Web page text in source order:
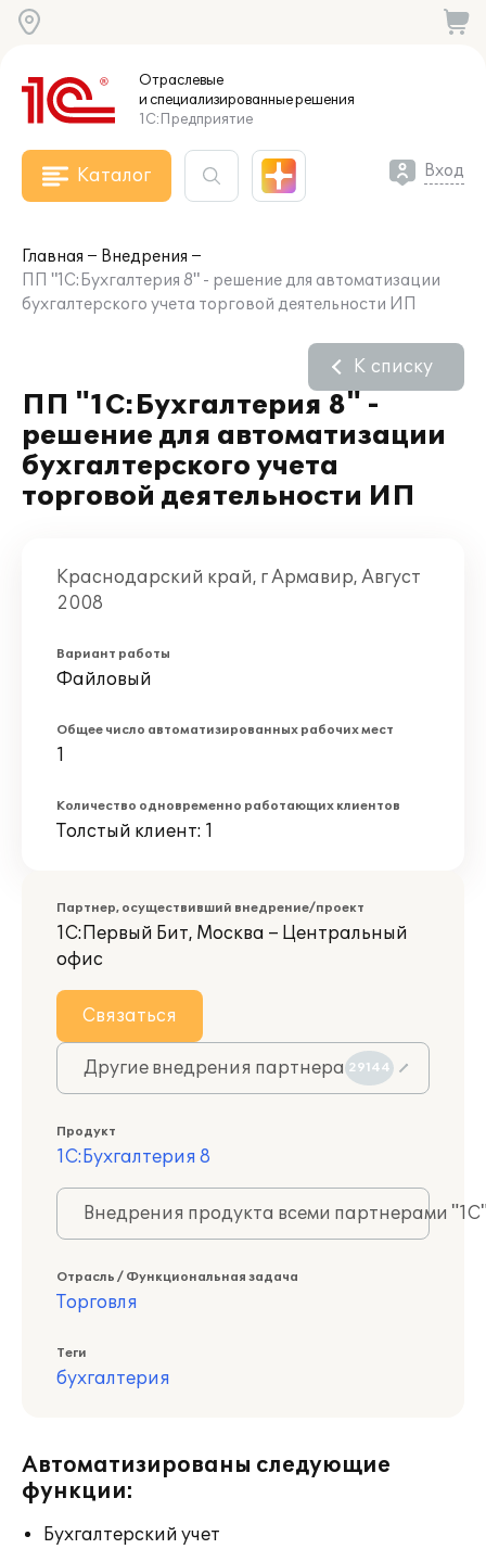
Отраслевые
и специализированныерешения
1С:Предприятие
Каталог Вход
Главная
Внедрения
ПП "1С:Бухгалтерия 8" - решение для автоматизации
бухгалтерского учета торговой деятельности ИП
ПП "1С:Бухгалтерия 8" -
решение для автоматизации
бухгалтерского учета
торговой деятельности ИП
К списку
Краснодарский край, г Армавир, Август
2008
Вариант работы
Файловый
Общее число автоматизированных рабочих мест
1
Количество одновременно работающих клиентов
Толстый клиент: 1
Партнер, осуществивший внедрение/проект
1С:Первый Бит, Москва – Центральный
офис
Связаться
Другие внедрения партнера 29144
Продукт
1С:Бухгалтерия 8
Внедрения продукта всеми партнерами
Отрасль / Функциональная задача
Торговля
Теги
бухгалтерия
Автоматизированы следующие
функции:
Бухгалтерский учет